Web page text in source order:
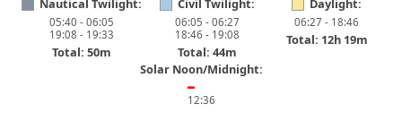
Nautical Twilight:
05:40 - 06:05
19:08 - 19:33
Total: 50m
Civil Twilight:
06:05 - 06:27
18:46 - 19:08
Total: 44m
Daylight:
06:27 - 18:46
Total: 12h 19m
Solar Noon/Midnight:
━
12:36